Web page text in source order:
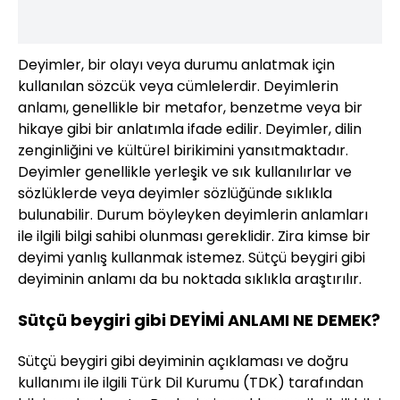
Deyimler, bir olayı veya durumu anlatmak için
kullanılan sözcük veya cümlelerdir. Deyimlerin
anlamı, genellikle bir metafor, benzetme veya bir
hikaye gibi bir anlatımla ifade edilir. Deyimler, dilin
zenginliğini ve kültürel birikimini yansıtmaktadır.
Deyimler genellikle yerleşik ve sık kullanılırlar ve
sözlüklerde veya deyimler sözlüğünde sıklıkla
bulunabilir. Durum böyleyken deyimlerin anlamları
ile ilgili bilgi sahibi olunması gereklidir. Zira kimse bir
deyimi yanlış kullanmak istemez. Sütçü beygiri gibi
deyiminin anlamı da bu noktada sıklıkla araştırılır.
Sütçü beygiri gibi DEYİMİ ANLAMI NE DEMEK?
Sütçü beygiri gibi deyiminin açıklaması ve doğru
kullanımı ile ilgili Türk Dil Kurumu (TDK) tarafından